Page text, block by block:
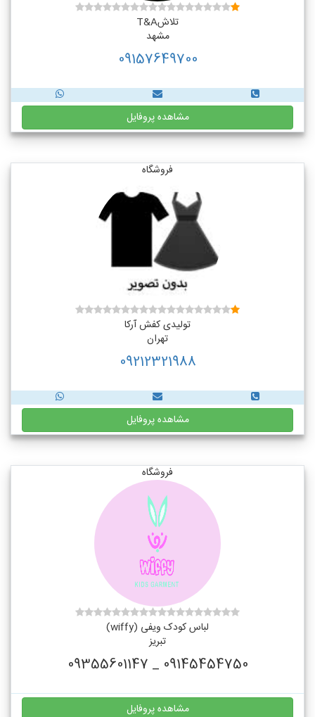
تلاشT&A
مشهد
09157649700
مشاهده پروفایل
فروشگاه
تولیدی کفش آرکا
تهران
09212321988
مشاهده پروفایل
فروشگاه
لباس کودک ویفی (wiffy)
تبریز
09145454750 _ 09355601147
مشاهده پروفایل